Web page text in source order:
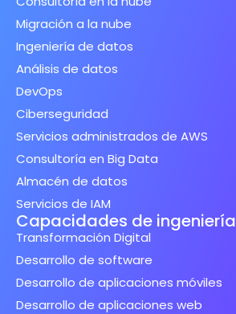
Migración a la nube
Ingeniería de datos
Análisis de datos
DevOps
Ciberseguridad
Servicios administrados de AWS
Consultoría en Big Data
Almacén de datos
Servicios de IAM
Capacidades de ingeniería
Transformación Digital
Desarrollo de software
Desarrollo de aplicaciones móviles
Desarrollo de aplicaciones web